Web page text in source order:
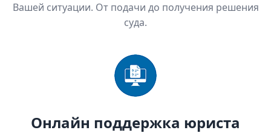
Вашей ситуации. От подачи до получения решения
суда.
Онлайн поддержка юриста